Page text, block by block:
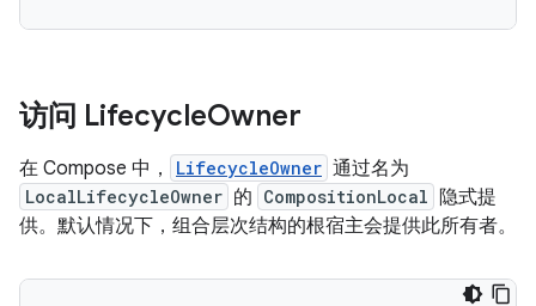
访问 LifecycleOwner
在 Compose 中， LifecycleOwner 通过名为
LocalLifecycleOwner 的 CompositionLocal
隐式提
供。默认情况下，组合层次结构的根宿主会提供此所有者。